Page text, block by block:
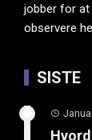
jobber for at
observere
SISTE